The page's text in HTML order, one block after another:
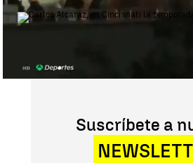
Suscríbete a